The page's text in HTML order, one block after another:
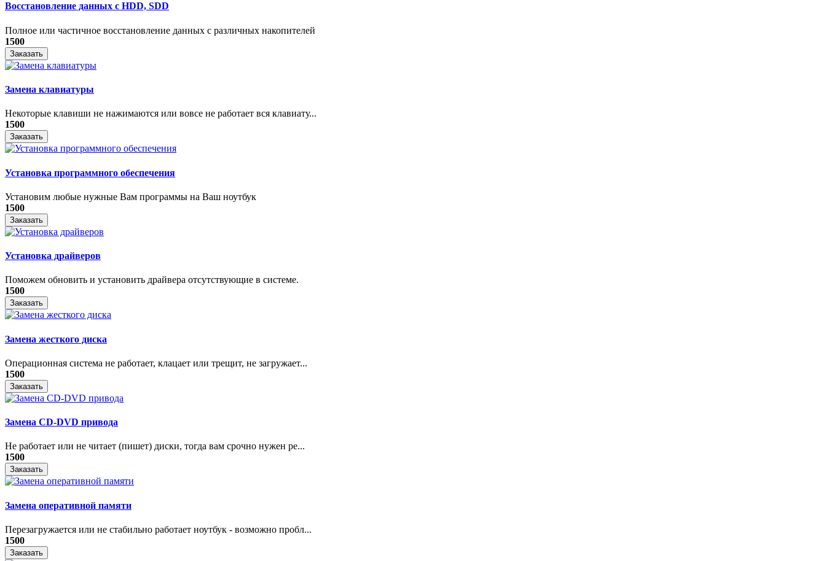
Восстановление данных с HDD, SDD
Полное или частичное восстановление данных с различных накопителей
1500
Заказать
Замена клавиатуры
Некоторые клавиши не нажимаются или вовсе не работает вся клавиату...
1500
Заказать
Установка программного обеспечения
Установим любые нужные Вам программы на Ваш ноутбук
1500
Заказать
Установка драйверов
Поможем обновить и установить драйвера отсутствующие в системе.
1500
Заказать
Замена жесткого диска
Операционная система не работает, клацает или трещит, не загружает...
1500
Заказать
Замена CD-DVD привода
Не работает или не читает (пишет) диски, тогда вам срочно нужен ре...
1500
Заказать
Замена оперативной памяти
Перезагружается или не стабильно работает ноутбук - возможно пробл...
1500
Заказать